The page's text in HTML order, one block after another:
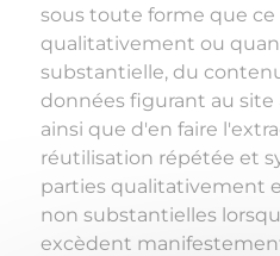
sous toute forme que
qualitativement ou
substantielle, du
données figurant au site
ainsi que d'en faire
réutilisation répétée et
parties qualitativement
non substantielles
excèdent